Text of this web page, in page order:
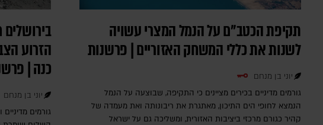
תקיפת הכטב"ם על הנמל המצרי עשויה
לשנות את כללי המשחק האזוריים | פרשנות
יוני בן מנחם
גורמים מדיניים בכירים מציינים כי התקיפה, שבוצעה על הנמל
הנמצא לחופי הים התיכון, מאתגרת את ריבונותה ואת מעמדה של
קהיר כגורם מרכזי ביציבות האזורית, ומשליכה גם על ישראל
הזרוע
כנה |
יוני בן מנחם
גורמים